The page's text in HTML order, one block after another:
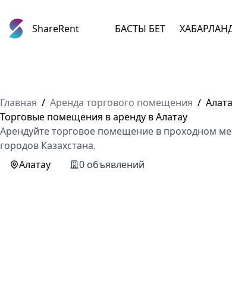
ShareRent БАСТЫ БЕТ
Главная / Аренда торгового помещения /
Торговые помещения в аренду в Алатау
Арендуйте торговое помещение в проходном
городов Казахстана.
Алатау
0 объявлений